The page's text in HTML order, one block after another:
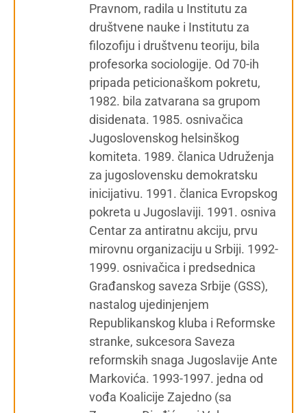
Pravnom, radila u Institutu za
društvene nauke i Institutu za
filozofiju i društvenu teoriju, bila
profesorka sociologije. Od 70-ih
pripada peticionaškom pokretu,
1982. bila zatvarana sa grupom
disidenata. 1985. osnivačica
Jugoslovenskog helsinškog
komiteta. 1989. članica Udruženja
za jugoslovensku demokratsku
inicijativu. 1991. članica Evropskog
pokreta u Jugoslaviji. 1991. osniva
Centar za antiratnu akciju, prvu
mirovnu organizaciju u Srbiji. 1992-
1999. osnivačica i predsednica
Građanskog saveza Srbije (GSS),
nastalog ujedinjenjem
Republikanskog kluba i Reformske
stranke, sukcesora Saveza
reformskih snaga Jugoslavije Ante
Markovića. 1993-1997. jedna od
vođa Koalicije Zajedno (sa